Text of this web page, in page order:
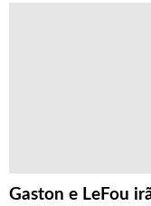
Gaston e LeFou